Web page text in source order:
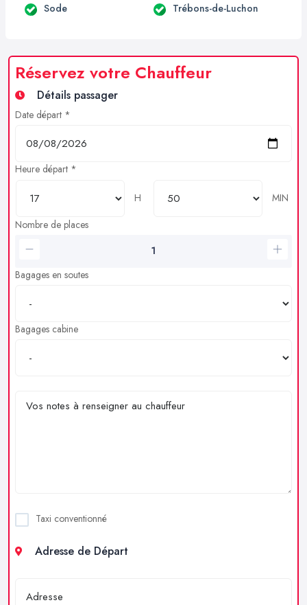
Sode Trébons-de-Luchon
Réservez votre Chauffeur
Détails passager
Date départ *
Heure départ *
H
MIN
Nombre de places
Bagages en soutes
Bagages cabine
Taxi conventionné
Adresse de Départ